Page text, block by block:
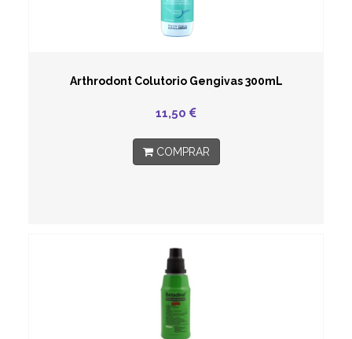
Arthrodont Colutorio Gengivas 300mL
11,50
COMPRAR